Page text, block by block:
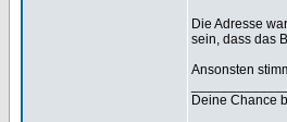
Die Adresse
sein, dass das
Ansonsten
Deine Chance